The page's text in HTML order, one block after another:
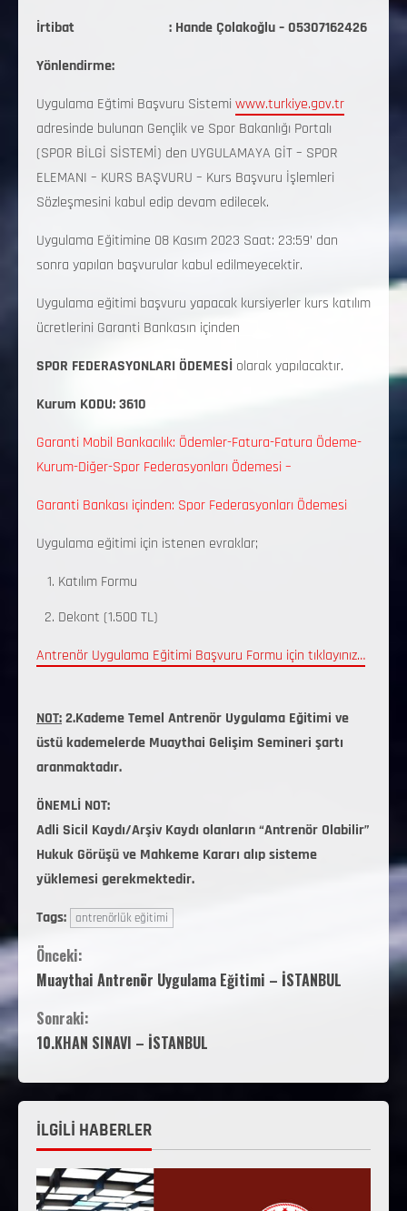
İrtibat : Hande Çolakoğlu – 05307162426
Yönlendirme:
Uygulama Eğtimi Başvuru Sistemi www.turkiye.gov.tr
adresinde bulunan Gençlik ve Spor Bakanlığı Portalı
(SPOR BİLGİ SİSTEMİ) den UYGULAMAYA GİT – SPOR
ELEMANI – KURS BAŞVURU – Kurs Başvuru İşlemleri
Sözleşmesini kabul edip devam edilecek.
Uygulama Eğitimine 08 Kasım 2023 Saat: 23:59’ dan
sonra yapılan başvurular kabul edilmeyecektir.
Uygulama eğitimi başvuru yapacak kursiyerler kurs katılım
ücretlerini Garanti Bankasın içinden
SPOR FEDERASYONLARI ÖDEMESİ olarak yapılacaktır.
Kurum KODU: 3610
Garanti Mobil Bankacılık: Ödemler-Fatura-Fatura Ödeme-
Kurum-Diğer-Spor Federasyonları Ödemesi –
Garanti Bankası içinden: Spor Federasyonları Ödemesi
Uygulama eğitimi için istenen evraklar;
Katılım Formu
Dekont (1.500 TL)
Antrenör Uygulama Eğitimi Başvuru Formu için tıklayınız…
NOT:2.Kademe Temel Antrenör Uygulama Eğitimi ve
üstü kademelerde Muaythai Gelişim Semineri şartı
aranmaktadır.
ÖNEMLİ NOT:
Adli Sicil Kaydı/Arşiv Kaydı olanların “Antrenör Olabilir”
Hukuk Görüşü ve Mahkeme Kararı alıp sisteme
yüklemesi gerekmektedir.
Tags:
antrenörlük eğitimi
Önceki:
Muaythai Antrenör Uygulama Eğitimi – İSTANBUL
Sonraki:
10.KHAN SINAVI – İSTANBUL
İLGİLİ HABERLER